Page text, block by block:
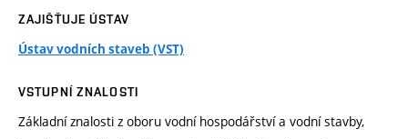
ZAJIŠŤUJE ÚSTAV
Ústav vodních staveb (VST)
VSTUPNÍ ZNALOSTI
Základní znalosti z oboru vodní hospodářství a vodní stavby,